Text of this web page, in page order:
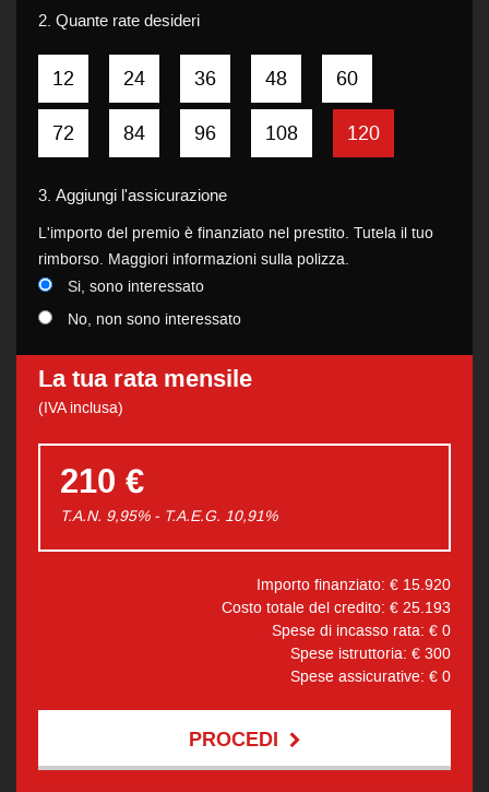
2. Quante rate desideri
12 24 36 48 60
72 84 96 108 120
3. Aggiungi l'assicurazione
L'importo del premio è finanziato nel prestito. Tutela il tuo
rimborso. Maggiori informazioni sulla polizza.
Si, sono interessato
No, non sono interessato
La tua rata mensile
(IVA inclusa)
210 €
T.A.N. 9,95% - T.A.E.G. 10,91%
Importo finanziato: € 15.920
Costo totale del credito: € 25.193
Spese di incasso rata: € 0
Spese istruttoria: € 300
Spese assicurative: € 0
PROCEDI